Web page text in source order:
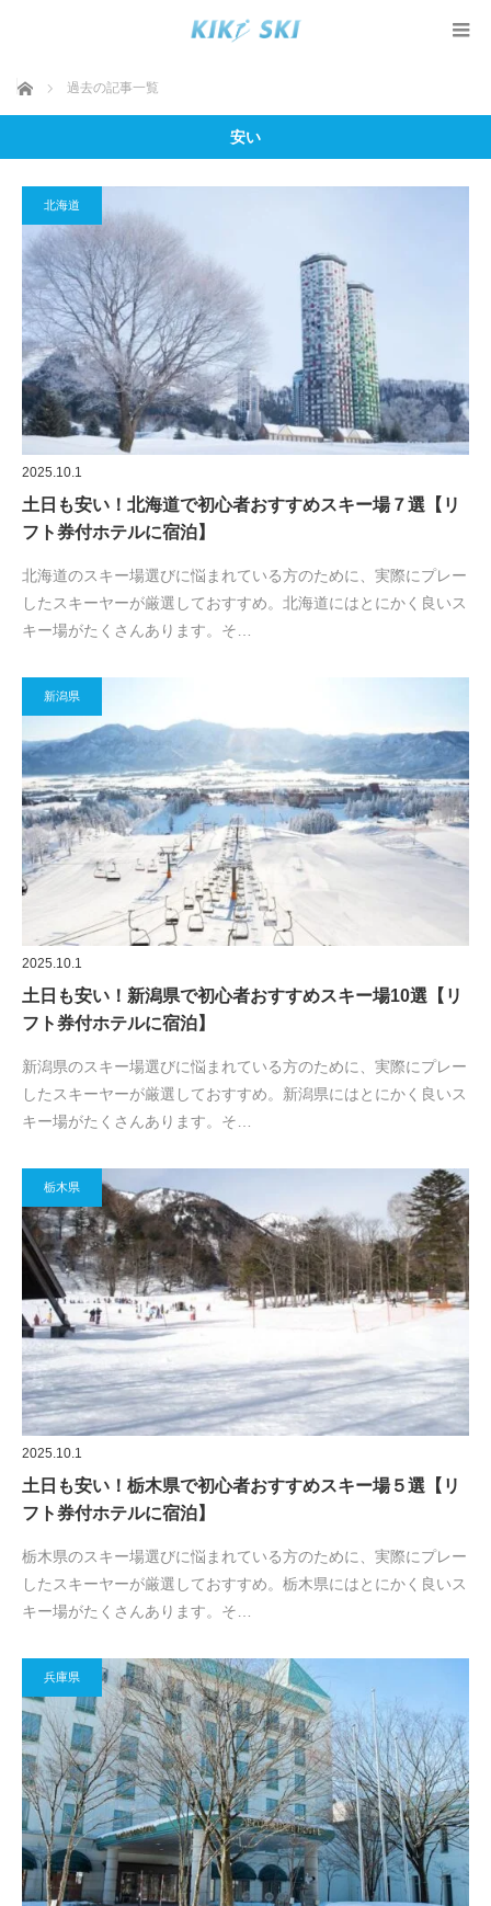
ホーム 過去の記事一覧
安い
北海道
2025.10.1
土日も安い！北海道で初心者おすすめスキー場７選【リ
フト券付ホテルに宿泊】
北海道のスキー場選びに悩まれている方のために、実際にプレー
したスキーヤーが厳選しておすすめ。北海道にはとにかく良いス
キー場がたくさんあります。そ…
新潟県
2025.10.1
土日も安い！新潟県で初心者おすすめスキー場10選【リ
フト券付ホテルに宿泊】
新潟県のスキー場選びに悩まれている方のために、実際にプレー
したスキーヤーが厳選しておすすめ。新潟県にはとにかく良いス
キー場がたくさんあります。そ…
栃木県
2025.10.1
土日も安い！栃木県で初心者おすすめスキー場５選【リ
フト券付ホテルに宿泊】
栃木県のスキー場選びに悩まれている方のために、実際にプレー
したスキーヤーが厳選しておすすめ。栃木県にはとにかく良いス
キー場がたくさんあります。そ…
兵庫県